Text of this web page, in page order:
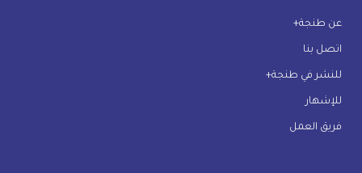
عن طنجة+
اتصل بنا
للنشر في طنجة+
للإشهار
فريق العمل